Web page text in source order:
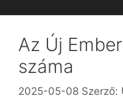
Az Új
száma
2025-05-08 Szerző: